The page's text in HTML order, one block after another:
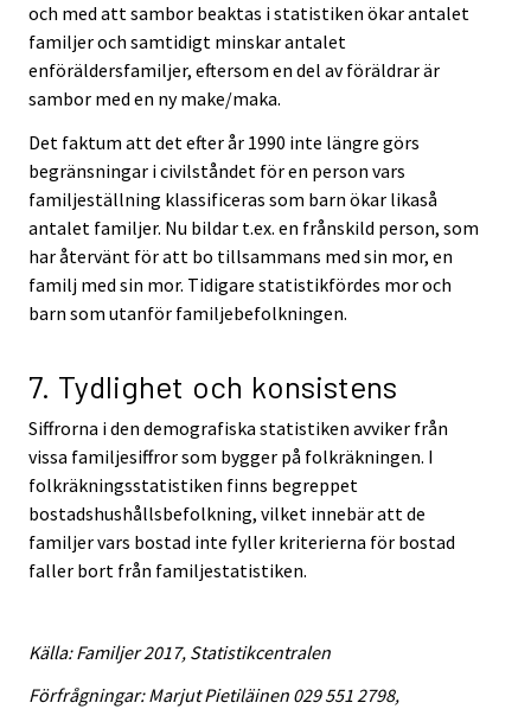
och med att sambor beaktas i statistiken ökar antalet
familjer och samtidigt minskar antalet
enföräldersfamiljer, eftersom en del av föräldrar är
sambor med en ny make/maka.
Det faktum att det efter år 1990 inte längre görs
begränsningar i civilståndet för en person vars
familjeställning klassificeras som barn ökar likaså
antalet familjer. Nu bildar t.ex. en frånskild person, som
har återvänt för att bo tillsammans med sin mor, en
familj med sin mor. Tidigare statistikfördes mor och
barn som utanför familjebefolkningen.
7. Tydlighet och konsistens
Siffrorna i den demografiska statistiken avviker från
vissa familjesiffror som bygger på folkräkningen. I
folkräkningsstatistiken finns begreppet
bostadshushållsbefolkning, vilket innebär att de
familjer vars bostad inte fyller kriterierna för bostad
faller bort från familjestatistiken.
Källa: Familjer 2017, Statistikcentralen
Förfrågningar: Marjut Pietiläinen 029 551 2798,